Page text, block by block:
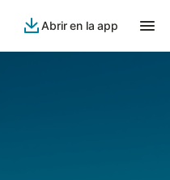
Abrir en la app